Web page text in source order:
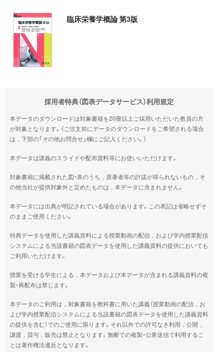
臨床栄養学概論 第3版
採用者特典（図表データサービス）利用規定
本データのダウンロードは対象書籍を20冊以上ご採用いただいた教員の方
が対象となります。（ご注文前にデータのダウンロードをご希望される場合
は，下部の「その他お問合せ」欄にご記入ください。）
本データは講義のスライドや配布資料等にお使いいただけます。
対象書籍に掲載された図・表のうち，原著者等の許諾が得られないもの，そ
の他当社が提供対象外と定めたものは，本データに含まれません。
本データには出典が明記されている場合があります。この表記は省略せずそ
のままご使用ください。
特典データを使用した講義資料による授業動画の配信，および学内授業配信
システムによる当該書籍の図表データを使用した講義資料の提供においても
ご利用いただけます。
授業を受ける学生による，本データおよび本データが含まれる講義資料の複
製・再配布は禁じます。
本データのご利用は，対象書籍を教科書に用いた講義（授業動画の配信，お
よび学内授業配信システムによる当該書籍の図表データを使用した講義資料
の提供を含む）でのご使用に限ります。それ以外での許可なき利用，公開，
譲渡，貸与，販売は禁止となります。無断での複製・公衆送信で利用するこ
とは著作権法違反となります。